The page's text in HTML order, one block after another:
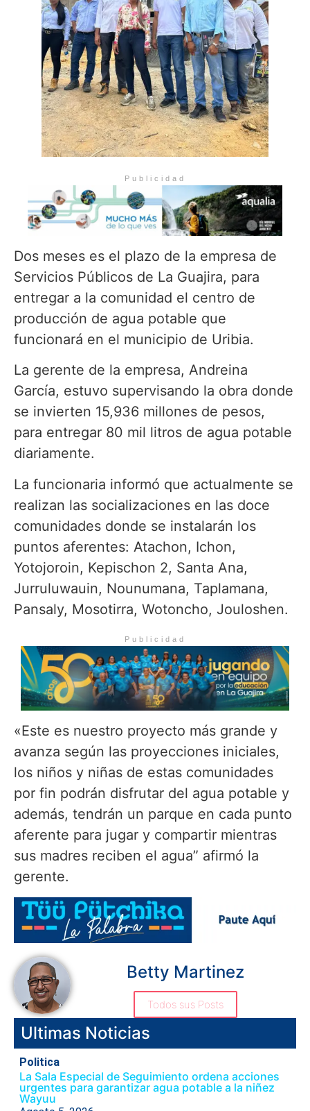
Publicidad
Dos meses es el plazo de la empresa de
Servicios Públicos de La Guajira, para
entregar a la comunidad el centro de
producción de agua potable que
funcionará en el municipio de Uribia.
La gerente de la empresa, Andreina
García, estuvo supervisando la obra donde
se invierten 15,936 millones de pesos,
para entregar 80 mil litros de agua potable
diariamente.
La funcionaria informó que actualmente se
realizan las socializaciones en las doce
comunidades donde se instalarán los
puntos aferentes: Atachon, Ichon,
Yotojoroin, Kepischon 2, Santa Ana,
Jurruluwauin, Nounumana, Taplamana,
Pansaly, Mosotirra, Wotoncho, Jouloshen.
Publicidad
«Este es nuestro proyecto más grande y
avanza según las proyecciones iniciales,
los niños y niñas de estas comunidades
por fin podrán disfrutar del agua potable y
además, tendrán un parque en cada punto
aferente para jugar y compartir mientras
sus madres reciben el agua” afirmó la
gerente.
Betty Martinez
Todos sus Posts
Ultimas Noticias
Politica
La Sala Especial de Seguimiento ordena acciones
urgentes para garantizar agua potable a la niñez
Wayuu